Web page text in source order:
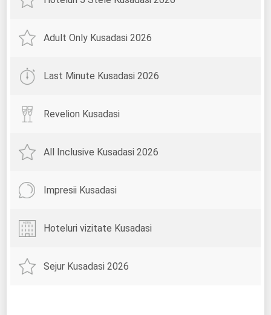
Adult Only Kusadasi 2026
Last Minute Kusadasi 2026
Revelion Kusadasi
All Inclusive Kusadasi 2026
Impresii Kusadasi
Hoteluri vizitate Kusadasi
Sejur Kusadasi 2026